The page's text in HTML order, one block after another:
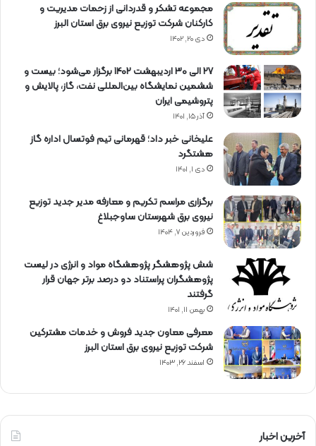
مجموعه تشکر و قدردانی از زحمات مدیریت و
کارکنان شرکت توزیع نیروی برق استان البرز
دی ۲۰, ۱۴۰۲
27 الی 30 اردیبهشت 1402 برگزار می‌شود؛ بیست و
ششمین نمایشگاه بین‌المللی نفت، گاز، پالایش و
پتروشیمی ایران
آذر ۱۵, ۱۴۰۱
علیخانی خبر داد؛ قهرمانی تیم فوتسال اداره گاز
هشتگرد
دی ۱, ۱۴۰۱
برگزاری مراسم تكریم و معارفه مدیر جدید توزیع
نیروی برق شهرستان ساوجبلاغ
فروردین ۷, ۱۴۰۴
شش پژوهشگر پژوهشگاه مواد و انرژی در لیست
پژوهشگران پراستناد دو درصد برتر جهان قرار
گرفتند
بهمن ۱۱, ۱۴۰۱
معرفی معاون جدید فروش و خدمات مشتركین
شركت توزیع نیروی برق استان البرز
اسفند ۲۶, ۱۴۰۳
آخرین اخبار